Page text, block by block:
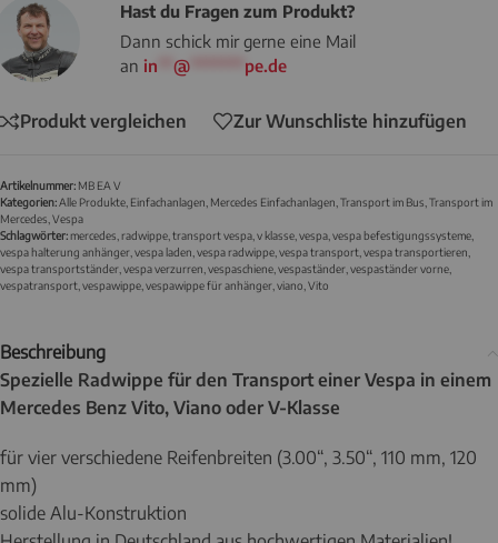
Hast du Fragen zum Produkt?
Dann schick mir gerne eine Mail
an in @******* pe.de
Produkt vergleichen Zur Wunschliste hinzufügen
Artikelnummer: MB EA V
Kategorien:Alle Produkte Einfachanlagen Mercedes Einfachanlagen Transport im Bus Transport im
Mercedes Vespa
Schlagwörter:mercedes radwippe transport vespa v klasse vespa vespa befestigungssysteme
vespa halterung anhänger vespa laden vespa radwippe vespa transport vespa transportieren
vespa transportständer vespa verzurren vespaschiene vespaständer vespaständer vorne
vespatransport vespawippe vespawippe für anhänger viano Vito
Beschreibung
Spezielle Radwippe für den Transport einer Vespa in einem
Mercedes Benz Vito, Viano oder V-Klasse
für vier verschiedene Reifenbreiten (3.00“, 3.50“, 110 mm, 120
mm)
solide Alu-Konstruktion